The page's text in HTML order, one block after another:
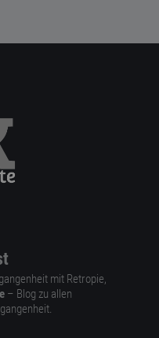
mit Retropie,
– Blog zu allen